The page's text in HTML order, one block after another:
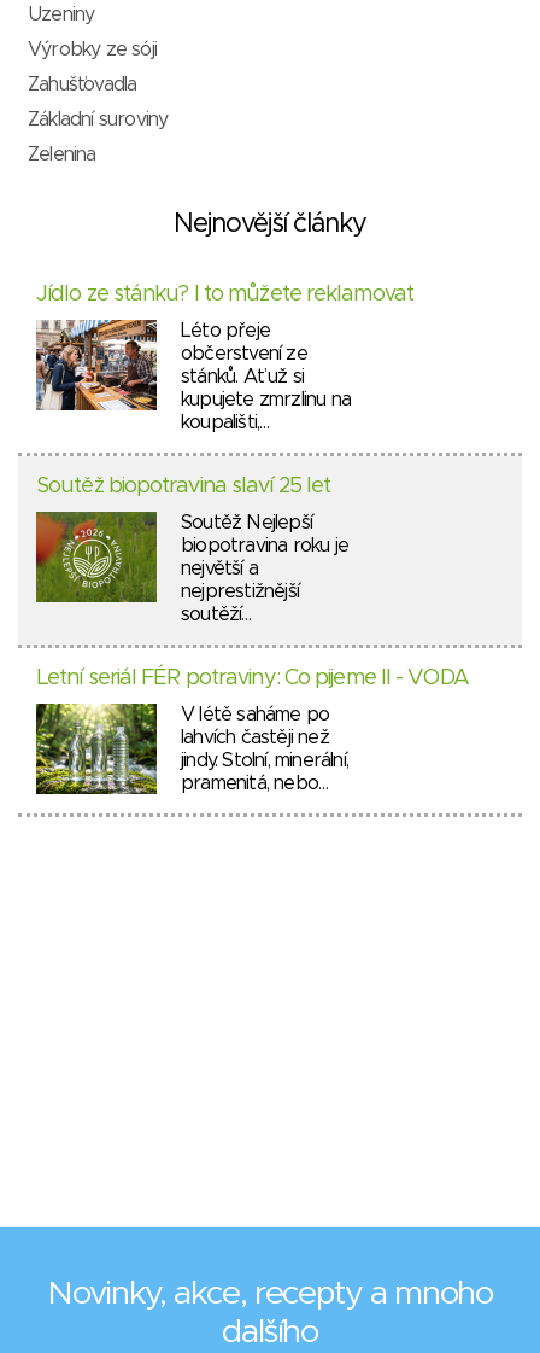
Uzeniny
Výrobky ze sóji
Zahušťovadla
Základní suroviny
Zelenina
Nejnovější články
Jídlo ze stánku? I to můžete reklamovat
Léto přeje
občerstvení ze
stánků. Ať už si
kupujete zmrzlinu na
koupališti,…
Soutěž biopotravina slaví 25 let
Soutěž Nejlepší
biopotravina roku je
největší a
nejprestižnější
soutěží…
Letní seriál FÉR potraviny: Co pijeme II - VODA
V létě saháme po
lahvích častěji než
jindy. Stolní, minerální,
pramenitá, nebo…
Novinky, akce, recepty a mnoho
dalšího